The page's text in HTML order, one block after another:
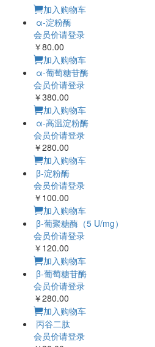
加入购物车
α-淀粉酶
会员价请登录
￥80.00
加入购物车
α-葡萄糖苷酶
会员价请登录
￥380.00
加入购物车
α-高温淀粉酶
会员价请登录
￥280.00
加入购物车
β-淀粉酶
会员价请登录
￥100.00
加入购物车
β-葡聚糖酶（5 U/mg）
会员价请登录
￥120.00
加入购物车
β-葡萄糖苷酶
会员价请登录
￥280.00
加入购物车
丙谷二肽
会员价请登录